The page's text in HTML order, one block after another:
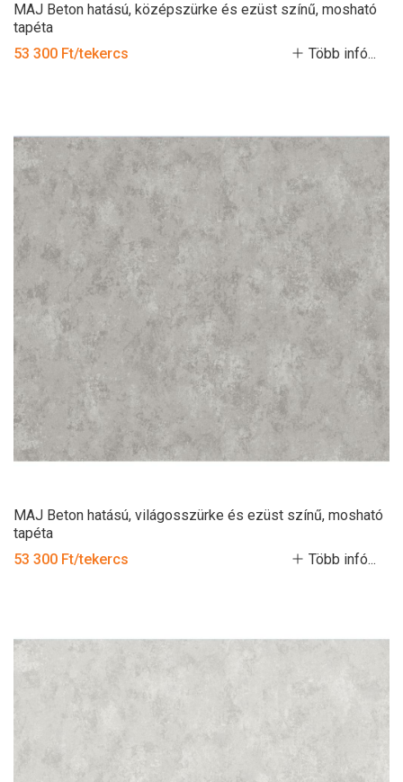
MAJ Beton hatású, középszürke és ezüst színű, mosható
tapéta
53 300 Ft/tekercs
Több infó...
MAJ Beton hatású, világosszürke és ezüst színű, mosható
tapéta
53 300 Ft/tekercs
Több infó...